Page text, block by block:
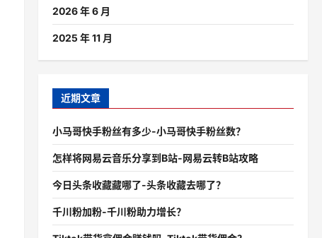
2026 年 6 月
2025 年 11 月
近期文章
小马哥快手粉丝有多少-小马哥快手粉丝数？
怎样将网易云音乐分享到B站-网易云转B站攻略
今日头条收藏藏哪了-头条收藏去哪了？
千川粉加粉-千川粉助力增长？